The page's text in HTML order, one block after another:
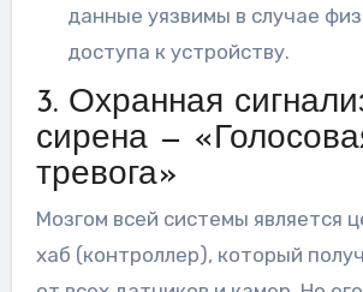
данные уязвимы в случае
доступа к устройству.
3. Охранная
сирена —
тревога»
Мозгом всей системы является
хаб (контроллер), который